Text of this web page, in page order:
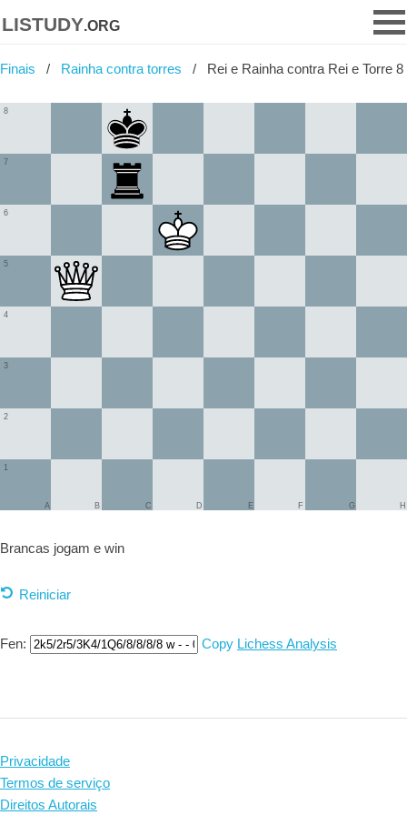
listudy.org
Finais Rainha contra torres Rei e Rainha contra Rei e Torre 8
1
2
3
4
5
6
7
8
A B C D E F G H
Brancas jogam e win
Reiniciar
Fen: Copy Lichess Analysis
Privacidade
Termos de serviço
Direitos Autorais